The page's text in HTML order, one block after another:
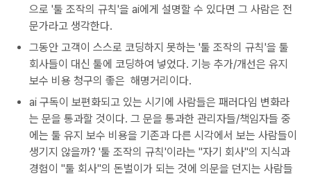
으로 '툴 조작의 규칙'을 ai에게 설명할 수 있다면 그 사람은 전
문가라고 생각한다.
그동안 고객이 스스로 코딩하지 못하는 '툴 조작의 규칙'을 툴
회사들이 대신 툴에 코딩하여 넣었다. 기능 추가/개선은 유지
보수 비용 청구의 좋은 해명거리이다.
ai 구독이 보편화되고 있는 시기에 사람들은 패러다임 변화라
는 문을 통과할 것이다. 그 문을 통과한 관리자들/책임자들 중
에는 툴 유지 보수 비용을 기존과 다른 시각에서 보는 사람들이
생기지 않을까? '툴 조작의 규칙'이라는 "자기 회사"의 지식과
경험이 "툴 회사"의 돈벌이가 되는 것에 의문을 던지는 사람들